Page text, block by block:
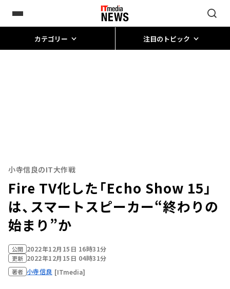
カテゴリー 注目のトピック
小寺信良のIT大作戦
Fire TV化した「Echo Show 15」
は、スマートスピーカー“終わりの
始まり”か
公開 2022年12月15日 16時31分
更新 2022年12月15日 04時31分
著者 小寺信良 [ITmedia]